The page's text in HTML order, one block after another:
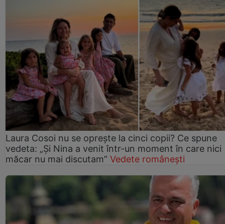
Laura Cosoi nu se oprește la cinci copii? Ce spune
vedeta: „Și Nina a venit într-un moment în care nici
măcar nu mai discutam” Vedete românești